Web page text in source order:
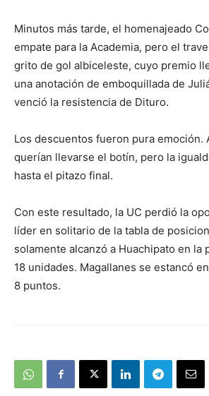
Minutos más tarde, el homenajeado
empate para la Academia, pero el
grito de gol albiceleste, cuyo premio
una anotación de emboquillada de
venció la resistencia de Dituro.
Los descuentos fueron pura emoción.
querían llevarse el botín, pero la
hasta el pitazo final.
Con este resultado, la UC perdió la
líder en solitario de la tabla de
solamente alcanzó a Huachipato en la
18 unidades. Magallanes se estancó
8 puntos.